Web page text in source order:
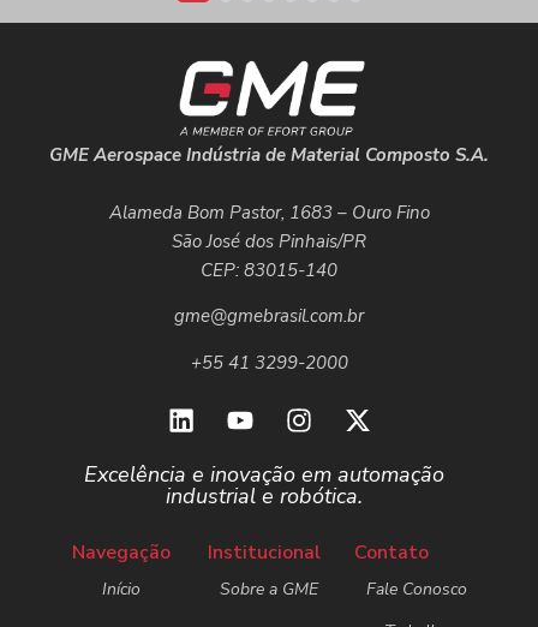
GME Aerospace Indústria de Material Composto S.A.
Alameda Bom Pastor, 1683 – Ouro Fino
São José dos Pinhais/PR
CEP: 83015-140
gme@gmebrasil.com.br
+55 41 3299-2000
Excelência e inovação em automação
industrial e robótica.
Navegação
Início
Institucional
Sobre a GME
Contato
Fale Conosco